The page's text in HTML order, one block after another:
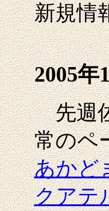
新規情
2005年
先週佐
常のペ
あかど
クアテ